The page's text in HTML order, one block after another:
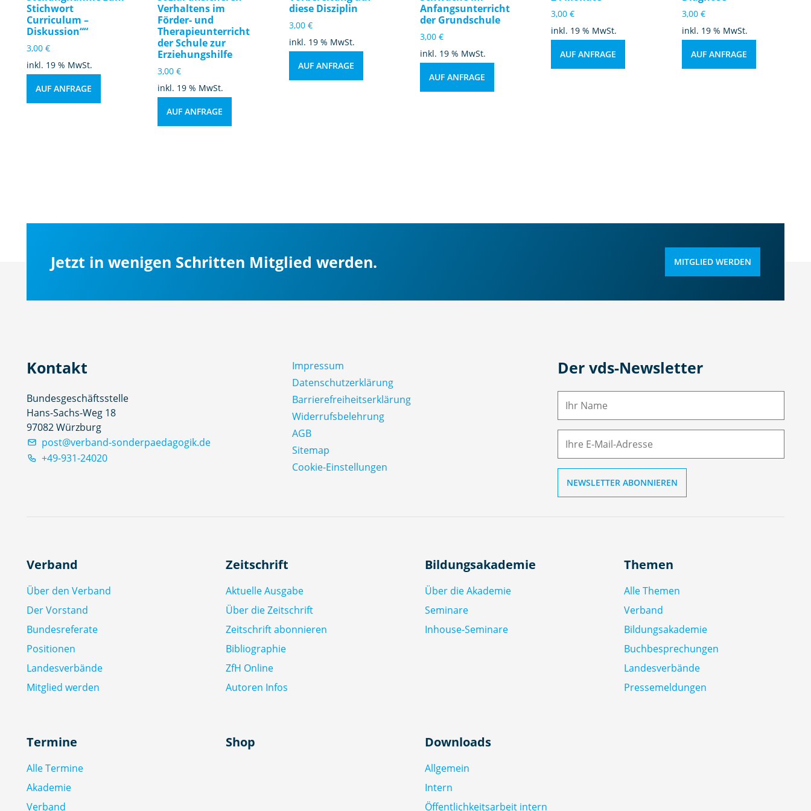
nf
o
r
d
e
r
e
Stichwort
Curriculum –
Diskussion““
3,00 €
inkl. 19 % MwSt.
AUF ANFRAGE
Verhaltens im
Förder- und
Therapieunterricht
der Schule zur
Erziehungshilfe
3,00€
inkl. 19 % MwSt.
AUF ANFRAGE
diese Disziplin
3,00 €
inkl. 19 % MwSt.
AUF ANFRAGE
Anfangsunterricht
der Grundschule
3,00 €
inkl. 19 % MwSt.
AUF ANFRAGE
3,00€
inkl. 19 % MwSt.
AUF ANFRAGE
3,00€
inkl. 19 % MwSt.
AUF ANFRAGE
Jetzt in wenigen Schritten Mitglied werden. MITGLIED WERDEN
Kontakt
Bundesgeschäftsstelle
Hans-Sachs-Weg 18
97082 Würzburg
post@verband-sonderpaedagogik.de
+49-931-24020
Impressum
Datenschutz­erklärung
Barrierefreiheitserklärung
Widerrufsbelehrung
AGB
Sitemap
Cookie-Einstellungen
Der vds-Newsletter
N
M
Verband
Über den Verband
Der Vorstand
Bundesreferate
Positionen
Landesverbände
Mitglied werden
Zeitschrift
Aktuelle Ausgabe
Über die Zeitschrift
Zeitschrift abonnieren
Bibliographie
ZfH Online
Autoren Infos
Bildungsakademie
Über die Akademie
Seminare
Inhouse-Seminare
Themen
Alle Themen
Verband
Bildungsakademie
Buchbesprechungen
Landesverbände
Pressemeldungen
Termine
Alle Termine
Akademie
Verband
Shop Downloads
Allgemein
Intern
Öffentlichkeitsarbeit intern